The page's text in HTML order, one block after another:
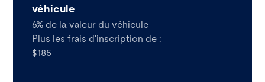
véhicule
6% de la valeur du véhicule
Plus les frais d'inscription de :
$185